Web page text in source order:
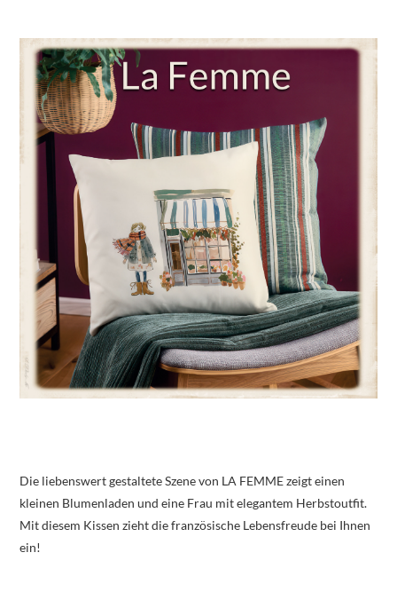
Die liebenswert gestaltete Szene von LA FEMME zeigt einen
kleinen Blumenladen und eine Frau mit elegantem Herbstoutfit.
Mit diesem Kissen zieht die französische Lebensfreude bei Ihnen
ein!